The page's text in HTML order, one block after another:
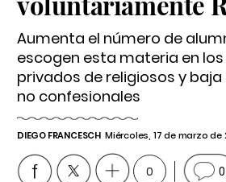
Aumenta el número de
escogen esta materia en
privados de religiosos y
no confesionales
DIEGO FRANCESCH Miércoles, 17 de marzo de
0 0